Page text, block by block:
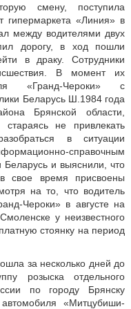
смену, поступила
«Линия» в
между водителями двух
дорогу, в ход пошли
в драку. Сотрудники
В момент их
«Гранд-Чероки» с
Беларусь Ш.1984 года
Брянской области,
не привлекать
в ситуации
справочным
Беларусь и выяснили, что
свое время присвоены
на то, что водитель
Чероки» в августе на
у неизвестного
стоянку на период
за несколько дней до
розыска отдельного
по городу Брянску
«Митцубиши-